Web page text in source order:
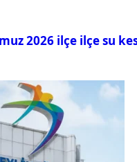
2026 ilçe ilçe su